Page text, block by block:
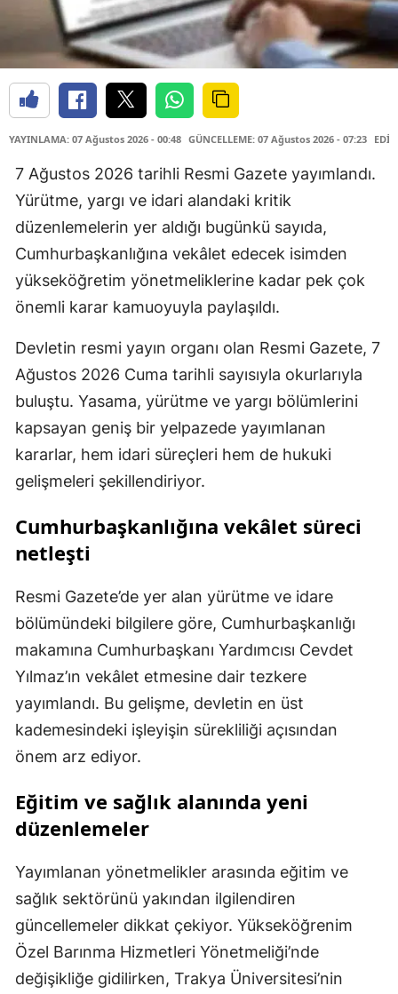
YAYINLAMA: 07 Ağustos 2026 - 00:48 GÜNCELLEME: 07 Ağustos 2026 - 07:23
7 Ağustos 2026 tarihli Resmi Gazete yayımlandı.
Yürütme, yargı ve idari alandaki kritik
düzenlemelerin yer aldığı bugünkü sayıda,
Cumhurbaşkanlığına vekâlet edecek isimden
yükseköğretim yönetmeliklerine kadar pek çok
önemli karar kamuoyuyla paylaşıldı.
Devletin resmi yayın organı olan Resmi Gazete, 7
Ağustos 2026 Cuma tarihli sayısıyla okurlarıyla
buluştu. Yasama, yürütme ve yargı bölümlerini
kapsayan geniş bir yelpazede yayımlanan
kararlar, hem idari süreçleri hem de hukuki
gelişmeleri şekillendiriyor.
Cumhurbaşkanlığına vekâlet süreci
netleşti
Resmi Gazete’de yer alan yürütme ve idare
bölümündeki bilgilere göre, Cumhurbaşkanlığı
makamına Cumhurbaşkanı Yardımcısı Cevdet
Yılmaz’ın vekâlet etmesine dair tezkere
yayımlandı. Bu gelişme, devletin en üst
kademesindeki işleyişin sürekliliği açısından
önem arz ediyor.
Eğitim ve sağlık alanında yeni
düzenlemeler
Yayımlanan yönetmelikler arasında eğitim ve
sağlık sektörünü yakından ilgilendiren
güncellemeler dikkat çekiyor. Yükseköğrenim
Özel Barınma Hizmetleri Yönetmeliği’nde
değişikliğe gidilirken, Trakya Üniversitesi’nin